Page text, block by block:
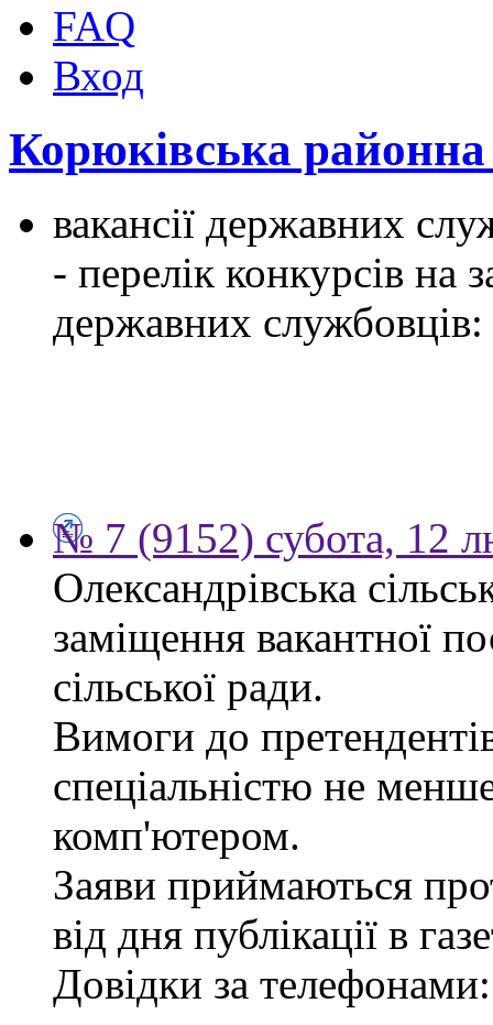
FAQ
Вход
Корюківська
вакансії державних
- перелік конкурсів на
державних службовців:
№ 7 (9152) субота, 12
Олександрівська
заміщення вакантної
сільської ради.
Вимоги до
спеціальністю не
комп'ютером.
Заяви приймаються
від дня публікації в
Довідки за